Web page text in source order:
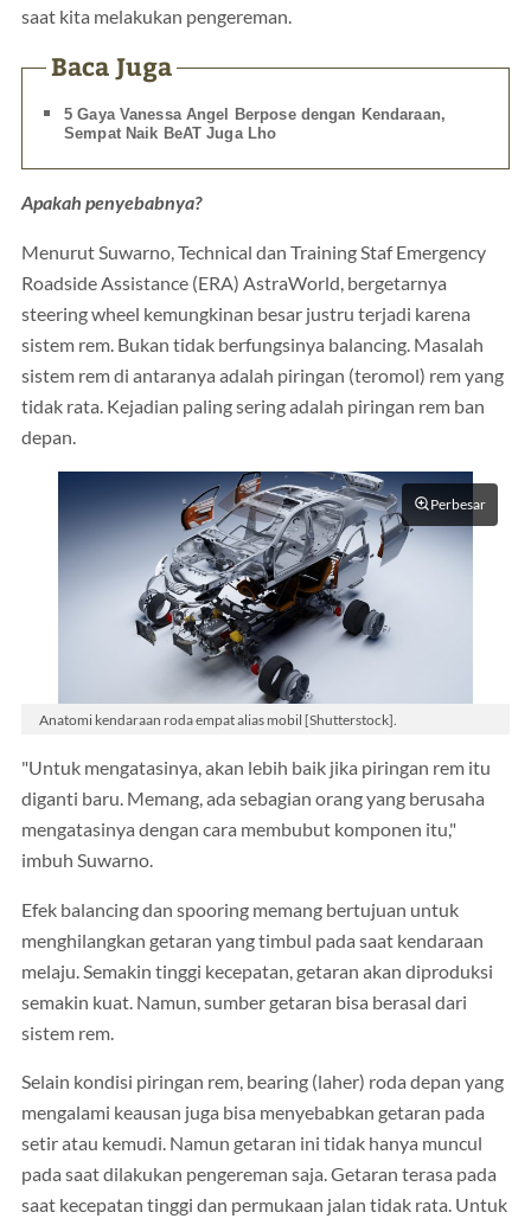
saat kita melakukan pengereman.
Baca Juga
5 Gaya Vanessa Angel Berpose dengan Kendaraan,
Sempat Naik BeAT Juga Lho
Apakah penyebabnya?
Menurut Suwarno, Technical dan Training Staf Emergency
Roadside Assistance (ERA) AstraWorld, bergetarnya
steering wheel kemungkinan besar justru terjadi karena
sistem rem. Bukan tidak berfungsinya balancing. Masalah
sistem rem di antaranya adalah piringan (teromol) rem yang
tidak rata. Kejadian paling sering adalah piringan rem ban
depan.
Perbesar
Anatomi kendaraan roda empat alias mobil [Shutterstock].
"Untuk mengatasinya, akan lebih baik jika piringan rem itu
diganti baru. Memang, ada sebagian orang yang berusaha
mengatasinya dengan cara membubut komponen itu,"
imbuh Suwarno.
Efek balancing dan spooring memang bertujuan untuk
menghilangkan getaran yang timbul pada saat kendaraan
melaju. Semakin tinggi kecepatan, getaran akan diproduksi
semakin kuat. Namun, sumber getaran bisa berasal dari
sistem rem.
Selain kondisi piringan rem, bearing (laher) roda depan yang
mengalami keausan juga bisa menyebabkan getaran pada
setir atau kemudi. Namun getaran ini tidak hanya muncul
pada saat dilakukan pengereman saja. Getaran terasa pada
saat kecepatan tinggi dan permukaan jalan tidak rata. Untuk